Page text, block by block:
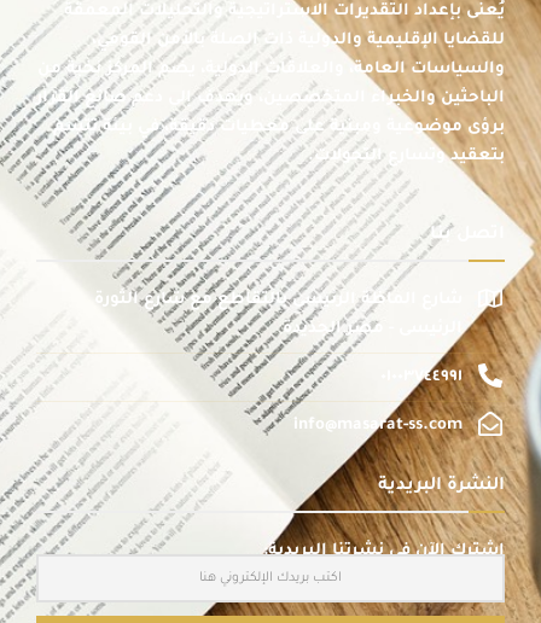
يُعنى بإعداد التقديرات الاستراتيجية والتحليلات المعمقة
للقضايا الإقليمية والدولية ذات الصلة بالأمن القومي،
والسياسات العامة، والعلاقات الدولية، يضم المركز نخبة من
الباحثين والخبراء المتخصصين، ويهدف إلى دعم صانع القرار
برؤى موضوعية ومبنية على معطيات دقيقة، في بيئة تتسم
بتعقيد وتسارع التحولات.
اتصل بنا
شارع الماظة الرئيسى بالتقاطع مع شارع الثورة
الرئيسى - مصر الجديدة
٠١٠٠٣٧٤٤٩٩١
info@masarat-ss.com
النشرة البريدية
اشترك الآن في نشرتنا البريدية: